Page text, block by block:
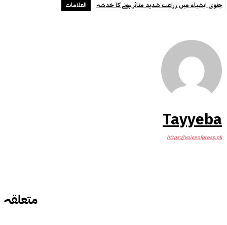
متعلقہ
العلامات جنوبی ایشیاء میں زراعت شدید متاثر ہونے کا خدشہ
Tayyeba
https://voiceofpress.pk